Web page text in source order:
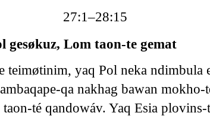
27:1–28:15
gesøkuz, Lom taon-te gemat
yaq Pol neka ndimbula
qa nakhag bawan mokho-
té qandowáv. Yaq Esia